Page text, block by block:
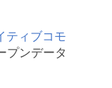
ティブコモ
プンデータ